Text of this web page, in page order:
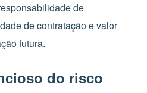
de
de contratação e valor
futura.
do risco